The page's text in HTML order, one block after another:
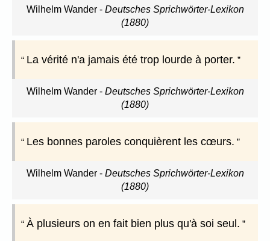
Wilhelm Wander- Deutsches Sprichwörter-Lexikon
(1880)
La vérité n'a jamais été trop lourde à porter.
Wilhelm Wander- Deutsches Sprichwörter-Lexikon
(1880)
Les bonnes paroles conquièrent les cœurs.
Wilhelm Wander- Deutsches Sprichwörter-Lexikon
(1880)
À plusieurs on en fait bien plus qu'à soi seul.